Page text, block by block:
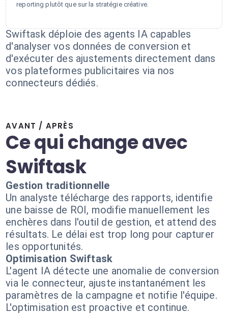
reporting plutôt que sur la stratégie créative.
Swiftask déploie des agents IA capables
d'analyser vos données de conversion et
d'exécuter des ajustements directement dans
vos plateformes publicitaires via nos
connecteurs dédiés.
AVANT / APRÈS
Ce qui change avec
Swiftask
Gestion traditionnelle
Un analyste télécharge des rapports, identifie
une baisse de ROI, modifie manuellement les
enchères dans l'outil de gestion, et attend des
résultats. Le délai est trop long pour capturer
les opportunités.
Optimisation Swiftask
L'agent IA détecte une anomalie de conversion
via le connecteur, ajuste instantanément les
paramètres de la campagne et notifie l'équipe.
L'optimisation est proactive et continue.